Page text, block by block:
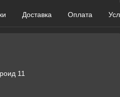
Доставка Оплата
11